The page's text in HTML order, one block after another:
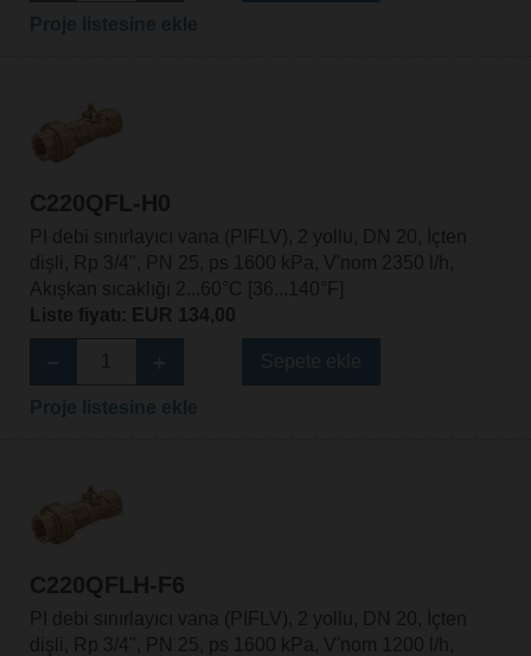
C220QFL-H0
PI debi sınırlayıcı vana (PIFLV), 2 yollu, DN 20, İçten
dişli, Rp 3/4", PN 25, ps 1600 kPa, V'nom 2350 l/h,
Akışkan sıcaklığı 2...60°C [36...140°F]
Liste fiyatı: EUR 134,00
C220QFLH-F6
PI debi sınırlayıcı vana (PIFLV), 2 yollu, DN 20, İçten
dişli, Rp 3/4", PN 25, ps 1600 kPa, V'nom 1200 l/h,